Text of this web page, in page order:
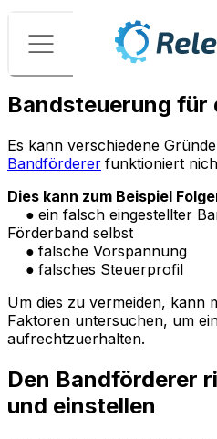
Menü
Bandsteuerung für
Es kann verschiedene
Bandförderer funktioniert
Dies kann zum Beispiel
● ein falsch eingestellter
Förderband selbst
● falsche Vorspannung
● falsches Steuerprofil
Um dies zu vermeiden, kann
Faktoren untersuchen, um
aufrechtzuerhalten.
Den Bandförderer
und einstellen